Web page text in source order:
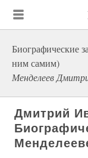
Биографические
ним самим)
Менделеев
Дмитрий